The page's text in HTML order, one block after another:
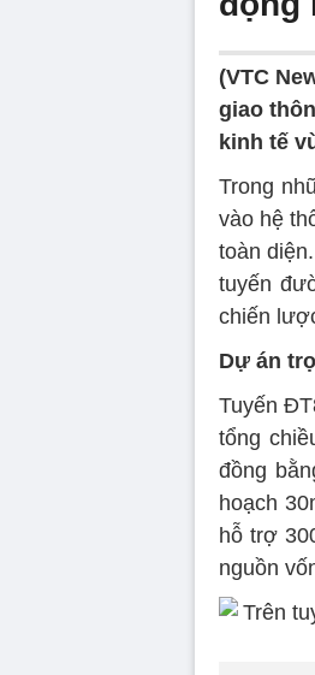
(VTC
giao
kinh tế
Trong
vào hệ
toàn
tuyến
chiến
Dự án
Tuyến
tổng
đồng
hoạch
hỗ trợ
nguồn